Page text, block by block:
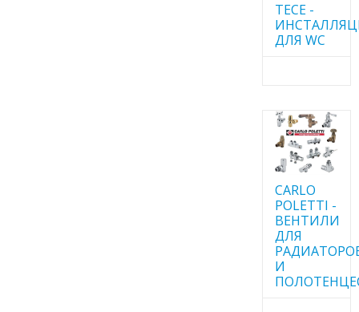
TECE -
ДЛЯ WC
CARLO
POLETTI -
ВЕНТИЛИ
ДЛЯ
И